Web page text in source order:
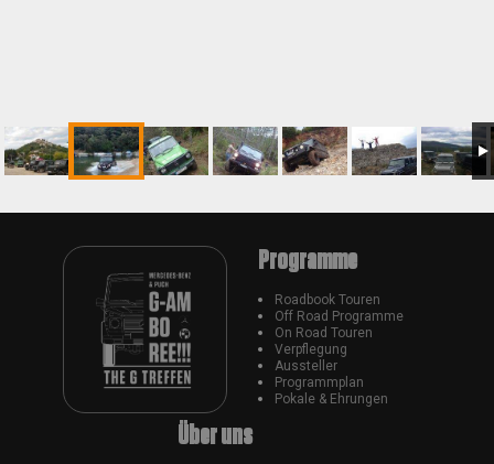
Programme
Roadbook Touren
Off Road Programme
On Road Touren
Verpflegung
Aussteller
Programmplan
Pokale & Ehrungen
Über uns